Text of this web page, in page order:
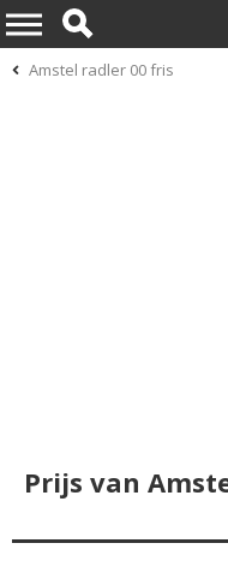
Amstel radler 00 fris
Prijs van